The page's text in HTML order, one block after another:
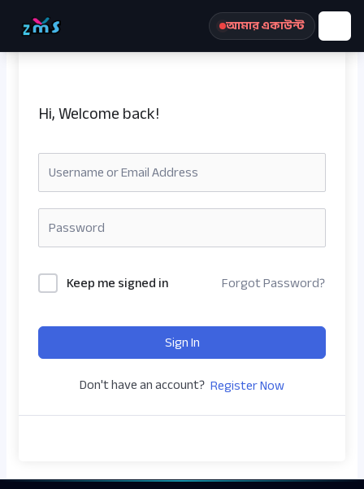
আমার একাউন্ট
Hi, Welcome back!
Keep me signed in Forgot Password?
Sign In
Don't have an account? Register Now